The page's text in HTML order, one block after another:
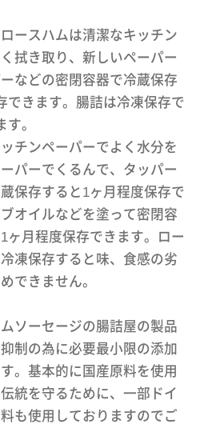
スハムは清潔なキッチン
拭き取り、新しいペーパー
などの密閉容器で冷蔵保存
できます。腸詰は冷凍保存で
。
チンペーパーでよく水分を
パーでくるんで、タッパー
保存すると1ヶ月程度保存で
オイルなどを塗って密閉容
ヶ月程度保存できます。ロー
凍保存すると味、食感の劣
できません。
ソーセージの腸詰屋の製品
制の為に必要最小限の添加
。基本的に国産原料を使用
統を守るために、一部ドイ
も使用しておりますのでご